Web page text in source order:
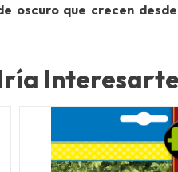
que crecen